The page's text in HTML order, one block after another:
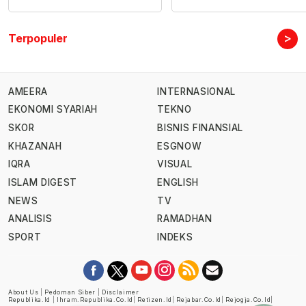
Terpopuler >
AMEERA
EKONOMI SYARIAH
SKOR
KHAZANAH
IQRA
ISLAM DIGEST
NEWS
ANALISIS
SPORT
INTERNASIONAL
TEKNO
BISNIS FINANSIAL
ESGNOW
VISUAL
ENGLISH
TV
RAMADHAN
INDEKS
About Us Pedoman Siber
Disclaimer
Republika.id
Ihram.republika.co.id Retizen.id Rejabar.co.id Rejogja.co.id